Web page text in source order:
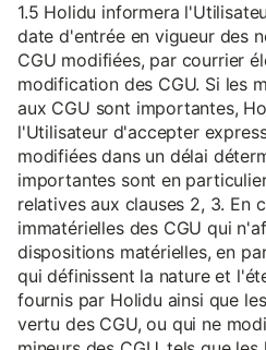
1.5 Holidu informera
date d'entrée en vigueur des
CGU modifiées, par courrier
modification des CGU. Si les
aux CGU sont importantes,
l'Utilisateur d'accepter
modifiées dans un délai
importantes sont en
relatives aux clauses 2, 3. En
immatérielles des CGU qui
dispositions matérielles, en
qui définissent la nature et
fournis par Holidu ainsi que
vertu des CGU, ou qui ne